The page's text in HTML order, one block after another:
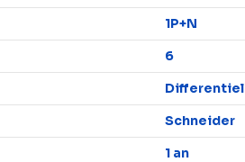
1P+N
6
Differentiel
Schneider
1 an